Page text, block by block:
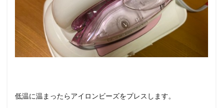
低温に温まったらアイロンビーズをプレスします。